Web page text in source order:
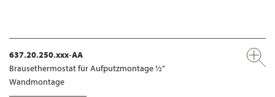
637.20.250.xxx-AA
Brausethermostat für Aufputzmontage ½"
Wandmontage